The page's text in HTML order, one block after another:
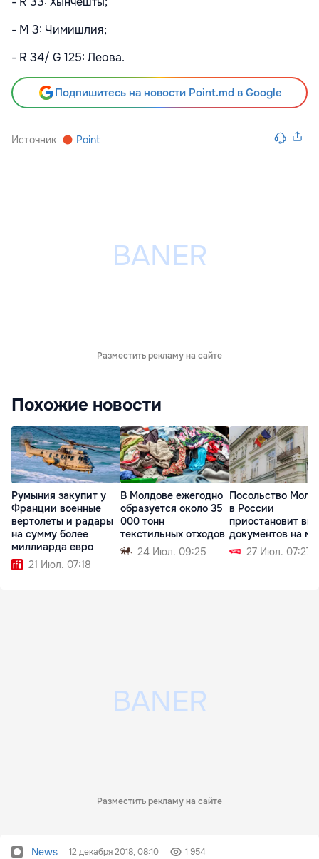
- M 3: Чимишлия;
- R 34/ G 125: Леова.
Подпишитесь на новости Point.md в Google
Источник Point
Разместить рекламу на сайте
Похожие новости
Румыния закупит у
Франции военные
вертолеты и радары
на сумму более
миллиарда евро
21 Июл. 07:18
В Молдове ежегодно
образуется около 35
000 тонн
текстильных отходов
24 Июл. 09:25
Посольство
в России
приостановит
документов на
27 Июл. 07:27
Разместить рекламу на сайте
News 12 декабря 2018, 08:10 1 954